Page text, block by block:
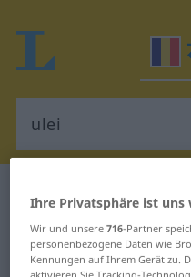
Rumänisch-
für "ulei"
Ihre Privatsphäre ist uns
Wir und unsere716-Partner
personenbezogene Daten wie
Kennungen auf Ihrem Gerät zu.